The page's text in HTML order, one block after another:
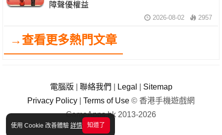
使用 Cookie 改善體驗 詳情 知道了
障聲優權益
2026-08-02 2957
→查看更多熱門文章
電腦版 聯絡我們 Legal
Sitemap
Privacy Policy
Terms of Use © 香港手機遊戲網
GameApps.hk 2013-2026